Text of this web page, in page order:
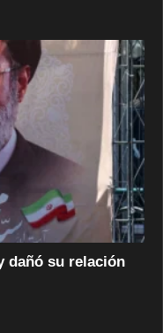
dañó su relación